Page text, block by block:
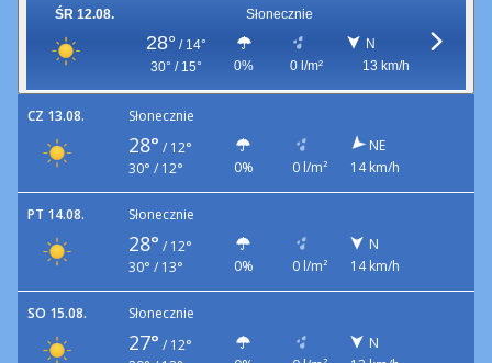
ŚR 12.08. Słonecznie
28° / 14°
30° / 15°
0% 0 l/m²
N
13 km/h
CZ 13.08. Słonecznie
28° / 12°
30° / 12°
0% 0 l/m²
NE
14 km/h
PT 14.08. Słonecznie
28° / 12°
30° / 13°
0% 0 l/m²
N
14 km/h
SO 15.08. Słonecznie
27° / 12°
N